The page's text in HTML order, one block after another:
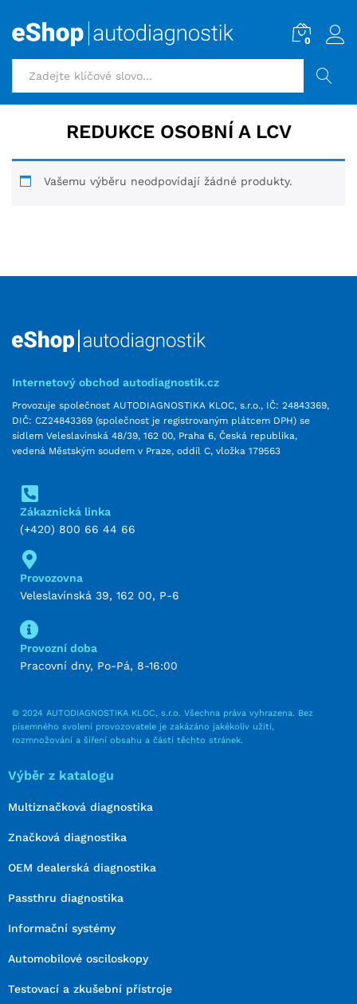
0
REDUKCE OSOBNÍ A LCV
Vašemu výběru neodpovídají žádné produkty.
Internetový obchod autodiagnostik.cz
Provozuje společnost AUTODIAGNOSTIKA KLOC, s.r.o., IČ: 24843369,
DIČ: CZ24843369 (společnost je registrovaným plátcem DPH) se
sídlem Veleslavínská 48/39, 162 00, Praha 6, Česká republika,
vedená Městským soudem v Praze, oddíl C, vložka 179563
Zákaznická linka
(+420) 800 66 44 66
Provozovna
Veleslavínská 39, 162 00, P-6
Provozní doba
Pracovní dny, Po-Pá, 8-16:00
© 2024 AUTODIAGNOSTIKA KLOC, s.r.o. Všechna práva vyhrazena. Bez
písemného svolení provozovatele je zakázáno jakékoliv užití,
rozmnožování a šíření obsahu a částí těchto stránek.
Výběr z katalogu
Multiznačková diagnostika
Značková diagnostika
OEM dealerská diagnostika
Passthru diagnostika
Informační systémy
Automobilové osciloskopy
Testovací a zkušební přístroje